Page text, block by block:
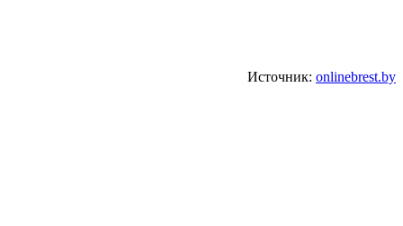
Источник: onlinebrest.by